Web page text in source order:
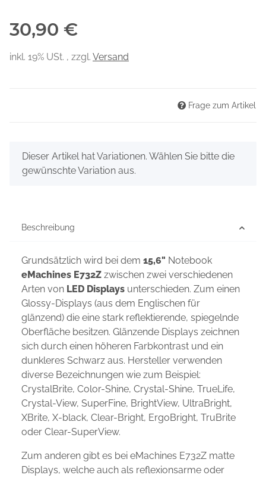
30,90 €
inkl. 19% USt. , zzgl. Versand
Frage zum Artikel
x
Dieser Artikel hat Variationen. Wählen Sie bitte die
gewünschte Variation aus.
Beschreibung
Grundsätzlich wird bei dem 15,6" Notebook
eMachines E732Z zwischen zwei verschiedenen
Arten von LED Displays unterschieden. Zum einen
Glossy-Displays (aus dem Englischen für
glänzend) die eine stark reflektierende, spiegelnde
Oberfläche besitzen. Glänzende Displays zeichnen
sich durch einen höheren Farbkontrast und ein
dunkleres Schwarz aus. Hersteller verwenden
diverse Bezeichnungen wie zum Beispiel:
CrystalBrite, Color-Shine, Crystal-Shine, TrueLife,
Crystal-View, SuperFine, BrightView, UltraBright,
XBrite, X-black, Clear-Bright, ErgoBright, TruBrite
oder Clear-SuperView.
Zum anderen gibt es bei eMachines E732Z matte
Displays, welche auch als reflexionsarme oder